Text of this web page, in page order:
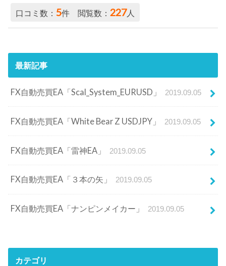
口コミ数：5件 閲覧数：227人
最新記事
FX自動売買EA「Scal_System_EURUSD」 2019.09.05
FX自動売買EA「White Bear Z USDJPY」 2019.09.05
FX自動売買EA「雷神EA」 2019.09.05
FX自動売買EA「３本の矢」 2019.09.05
FX自動売買EA「ナンピンメイカー」 2019.09.05
カテゴリ